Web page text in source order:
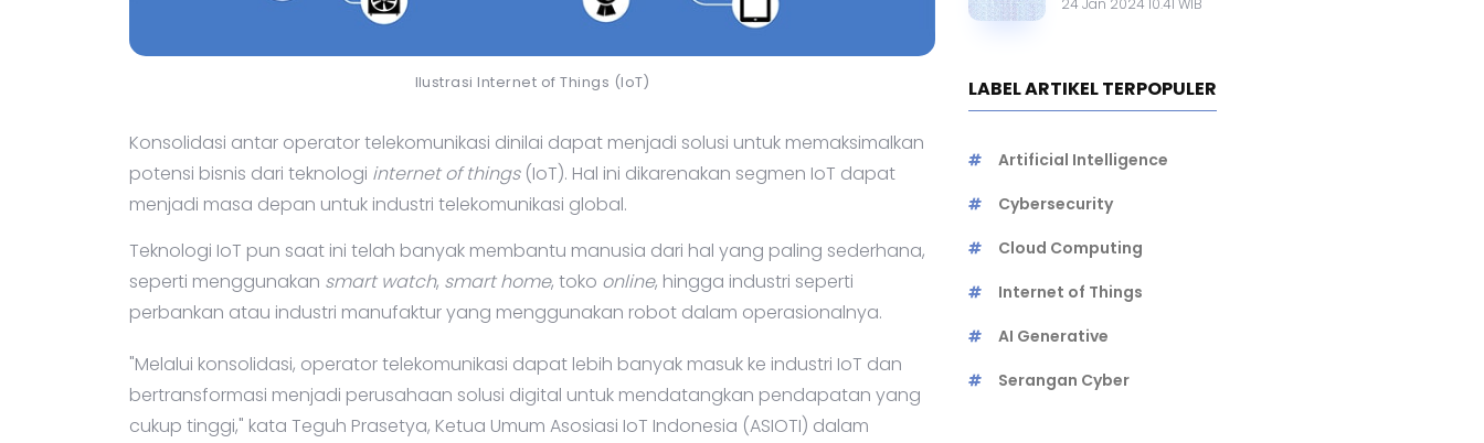
Ilustrasi Internet of Things (IoT)
Konsolidasi antar operator telekomunikasi dinilai dapat menjadi solusi untuk memaksimalkan
potensi bisnis dari teknologi internet of things(IoT). Hal ini dikarenakan segmen IoT dapat
menjadi masa depan untuk industri telekomunikasi global.
Teknologi IoT pun saat ini telah banyak membantu manusia dari hal yang paling sederhana,
seperti menggunakan smart watch, smart home, toko online, hingga industri seperti
perbankan atau industri manufaktur yang menggunakan robot dalam operasionalnya.
"Melalui konsolidasi, operator telekomunikasi dapat lebih banyak masuk ke industri IoT dan
bertransformasi menjadi perusahaan solusi digital untuk mendatangkan pendapatan yang
cukup tinggi," kata Teguh Prasetya, Ketua Umum Asosiasi IoT Indonesia (ASIOTI) dalam
LABEL ARTIKEL TERPOPULER
Artificial Intelligence
Cybersecurity
Cloud Computing
Internet of Things
AI Generative
Serangan Cyber